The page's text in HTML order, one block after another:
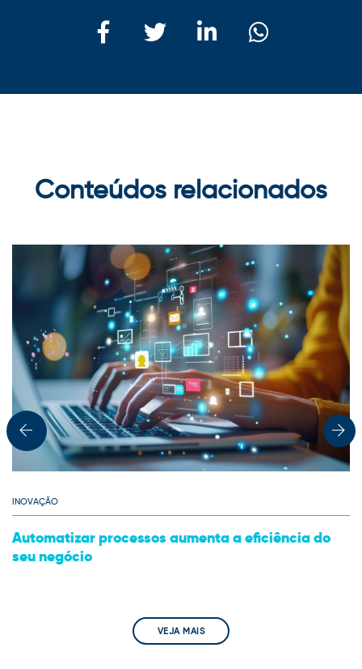
Conteúdos relacionados
INOVAÇÃO
Automatizar processos aumenta a eficiência do
seu negócio
VEJA MAIS